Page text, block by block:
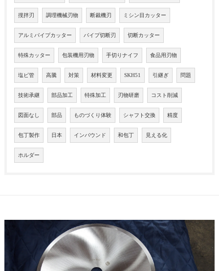
撹拌刃 調理機械刃物 断裁機刃 ミシン目カッター
アルミパイプカッター パイプ切断刃 切断カッター
特殊カッター 包装機用刃物 手切りナイフ 食品用刃物
塩ビ管 高騰 対策 材料変更 SKH51 引継ぎ 問題
技術承継 部品加工 特殊加工 刃物研磨 コスト削減
図面なし 部品 ものづくり体験 シャフト交換 精度
包丁製作 日本 インバウンド 和包丁 見える化
ホルダー